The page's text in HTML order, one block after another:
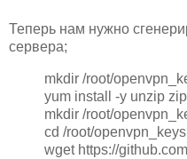
Теперь нам нужно
сервера;
mkdir /root/
yum install -y unzip zip
mkdir /root/
cd /root/openvpn_keys
wget https://